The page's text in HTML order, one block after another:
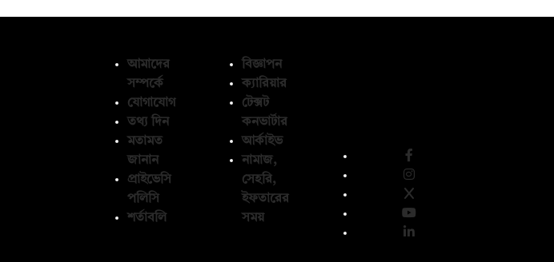
আমাদের
সম্পর্কে
যোগাযোগ
তথ্য দিন
মতামত
জানান
প্রাইভেসি
পলিসি
শর্তাবলি
বিজ্ঞাপন
ক্যারিয়ার
টেক্সট
কনভার্টার
আর্কাইভ
নামাজ,
সেহরি,
ইফতারের
সময়